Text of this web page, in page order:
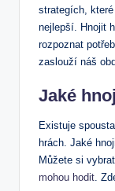
strategích, které
nejlepší. Hnojit
rozpoznat
zaslouží náš
Jaké
Existuje
hrách. Jaké
Můžete si
mohou hodit.